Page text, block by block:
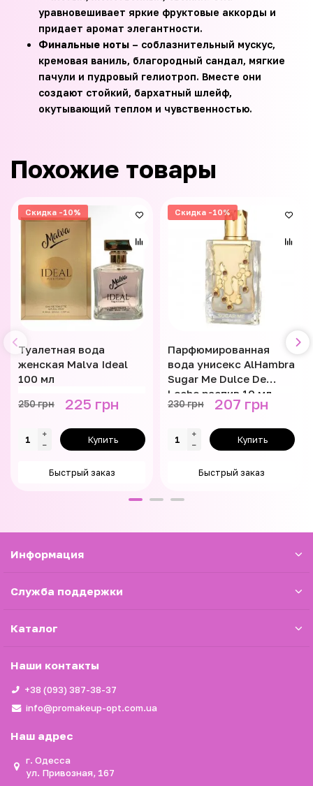
уравновешивает яркие фруктовые аккорды и
придает аромат элегантности.
Финальные ноты – соблазнительный мускус,
кремовая ваниль, благородный сандал, мягкие
пачули и пудровый гелиотроп. Вместе они
создают стойкий, бархатный шлейф,
окутывающий теплом и чувственностью.
Похожие товары
Скидка -10%
Туалетная вода
женская Malva Ideal
100 мл
250 грн 225 грн
Купить
Быстрый заказ
Скидка -10%
Парфюмированная
вода унисекс AlHambra
Sugar Me Dulce De
Leche распив 10 мл
230 грн 207 грн
Купить
Быстрый заказ
Информация
Служба поддержки
Каталог
Наши контакты
+38 (093) 387-38-37
info@promakeup-opt.com.ua
Наш адрес
г. Одесса
ул. Привозная, 167